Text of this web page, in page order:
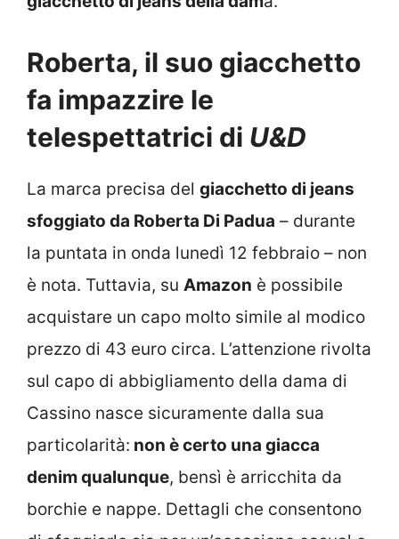
Roberta, il suo giacchetto
fa impazzire le
telespettatrici di U&D
La marca precisa del giacchetto di jeans
sfoggiato da Roberta Di Padua – durante
la puntata in onda lunedì 12 febbraio – non
è nota. Tuttavia, su Amazon è possibile
acquistare un capo molto simile al modico
prezzo di 43 euro circa. L’attenzione rivolta
sul capo di abbigliamento della dama di
Cassino nasce sicuramente dalla sua
particolarità: non è certo una giacca
denim qualunque, bensì è arricchita da
borchie e nappe. Dettagli che consentono